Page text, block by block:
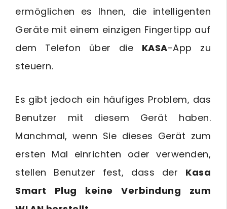
ermöglichen es Ihnen, die intelligenten
Geräte mit einem einzigen Fingertipp auf
dem Telefon über die KASA-App zu
steuern.
Es gibt jedoch ein häufiges Problem, das
Benutzer mit diesem Gerät haben.
Manchmal, wenn Sie dieses Gerät zum
ersten Mal einrichten oder verwenden,
stellen Benutzer fest, dass der Kasa
Smart Plug keine Verbindung zum